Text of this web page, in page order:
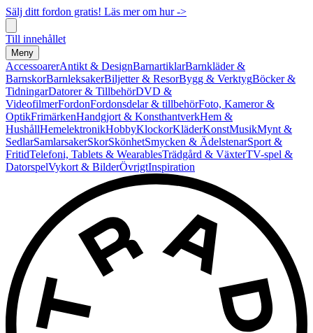
Sälj ditt fordon gratis! Läs mer om hur ->
Till innehållet
Meny
AccessoarerAntikt & DesignBarnartiklarBarnkläder &
BarnskorBarnleksakerBiljetter & ResorBygg & VerktygBöcker &
TidningarDatorer & TillbehörDVD &
VideofilmerFordonFordonsdelar & tillbehörFoto, Kameror &
OptikFrimärkenHandgjort & KonsthantverkHem &
HushållHemelektronikHobbyKlockorKläderKonstMusikMynt &
SedlarSamlarsakerSkorSkönhetSmycken & ÄdelstenarSport &
FritidTelefoni, Tablets & WearablesTrädgård & VäxterTV-spel &
DatorspelVykort & BilderÖvrigtInspiration